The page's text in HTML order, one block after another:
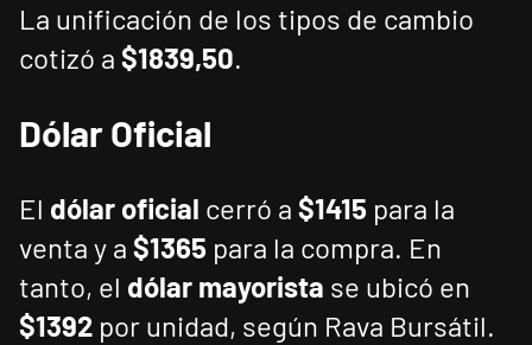
La unificación de los tipos de cambio
cotizó a $1839,50.
Dólar Oficial
El dólar oficial cerró a $1415 para la
venta y a $1365 para la compra. En
tanto, el dólar mayorista se ubicó en
$1392 por unidad, según Rava Bursátil.